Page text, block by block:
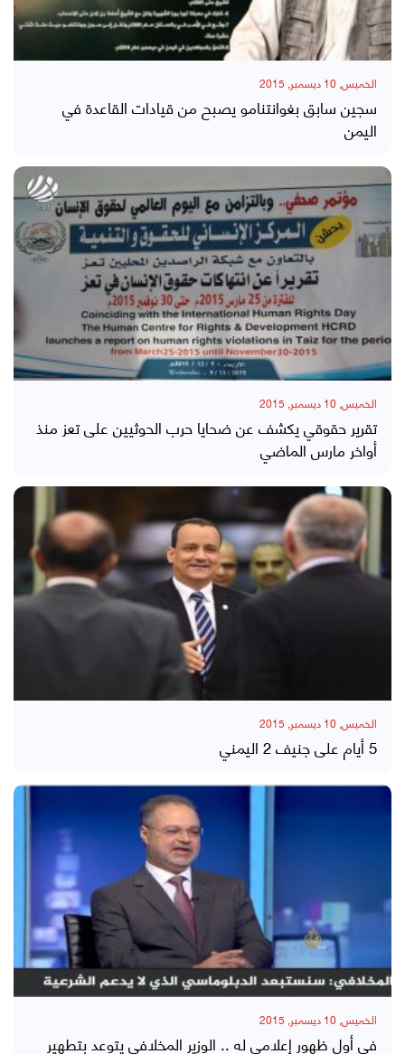
الخميس, 10 ديسمبر, 2015
سجين سابق بغوانتنامو يصبح من قيادات القاعدة في
اليمن
الخميس, 10 ديسمبر, 2015
تقرير حقوقي يكشف عن ضحايا حرب الحوثيين على تعز منذ
أواخر مارس الماضي
الخميس, 10 ديسمبر, 2015
5 أيام على جنيف 2 اليمني
الخميس, 10 ديسمبر, 2015
في أول ظهور إعلامي له .. الوزير المخلافي يتوعد بتطهير